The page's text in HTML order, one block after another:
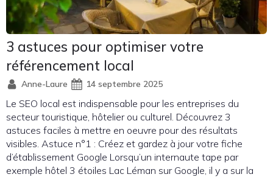
3 astuces pour optimiser votre
référencement local
Anne-Laure 14 septembre 2025
Le SEO local est indispensable pour les entreprises du
secteur touristique, hôtelier ou culturel. Découvrez 3
astuces faciles à mettre en oeuvre pour des résultats
visibles. Astuce n°1 : Créez et gardez à jour votre fiche
d’établissement Google Lorsqu’un internaute tape par
exemple hôtel 3 étoiles Lac Léman sur Google, il y a sur la